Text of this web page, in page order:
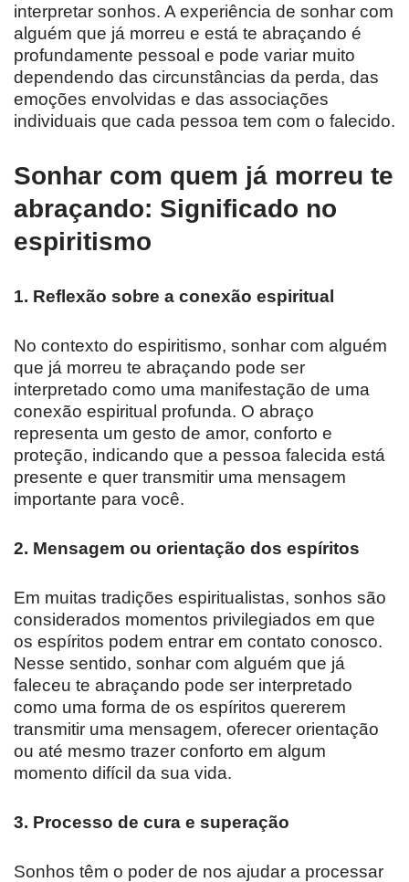
interpretar sonhos. A experiência de sonhar com
alguém que já morreu e está te abraçando é
profundamente pessoal e pode variar muito
dependendo das circunstâncias da perda, das
emoções envolvidas e das associações
individuais que cada pessoa tem com o falecido.
Sonhar com quem já morreu te
abraçando: Significado no
espiritismo
1. Reflexão sobre a conexão espiritual
No contexto do espiritismo, sonhar com alguém
que já morreu te abraçando pode ser
interpretado como uma manifestação de uma
conexão espiritual profunda. O abraço
representa um gesto de amor, conforto e
proteção, indicando que a pessoa falecida está
presente e quer transmitir uma mensagem
importante para você.
2. Mensagem ou orientação dos espíritos
Em muitas tradições espiritualistas, sonhos são
considerados momentos privilegiados em que
os espíritos podem entrar em contato conosco.
Nesse sentido, sonhar com alguém que já
faleceu te abraçando pode ser interpretado
como uma forma de os espíritos quererem
transmitir uma mensagem, oferecer orientação
ou até mesmo trazer conforto em algum
momento difícil da sua vida.
3. Processo de cura e superação
Sonhos têm o poder de nos ajudar a processar